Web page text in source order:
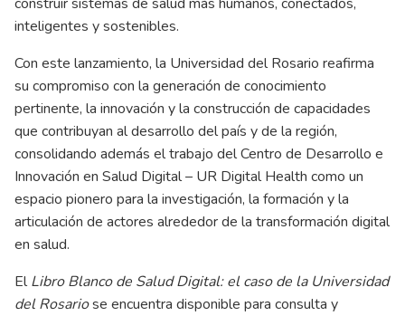
construir sistemas de salud más humanos, conectados,
inteligentes y sostenibles.
Con este lanzamiento, la Universidad del Rosario reafirma
su compromiso con la generación de conocimiento
pertinente, la innovación y la construcción de capacidades
que contribuyan al desarrollo del país y de la región,
consolidando además el trabajo del Centro de Desarrollo e
Innovación en Salud Digital – UR Digital Health como un
espacio pionero para la investigación, la formación y la
articulación de actores alrededor de la transformación digital
en salud.
ElLibro Blanco de Salud Digital: el caso de la Universidad
del Rosariose encuentra disponible para consulta y